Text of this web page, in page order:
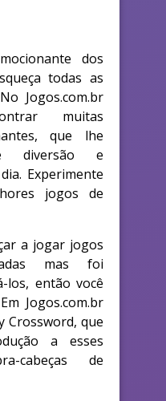
dos
todas as
Jogos.com.br
muitas
que lhe
diversão e
Experimente
jogos de
a jogar jogos
mas foi
los, então você
Jogos.com.br
Crossword, que
a esses
cabeças de